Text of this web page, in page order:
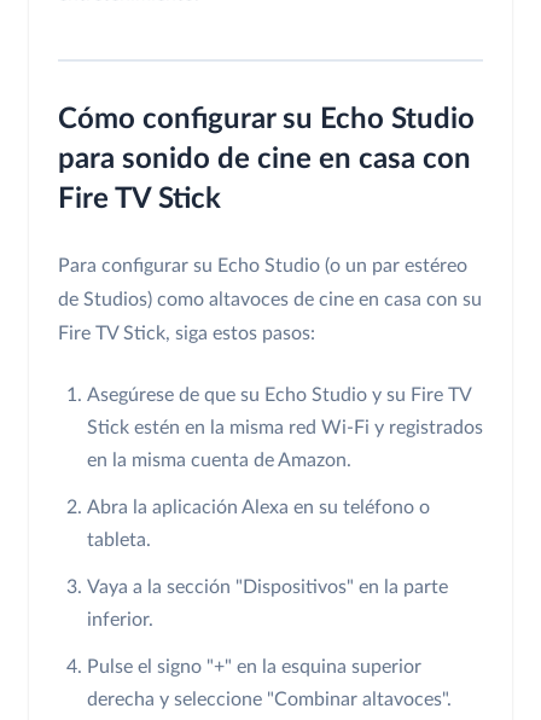
Cómo configurar su Echo Studio
para sonido de cine en casa con
Fire TV Stick
Para configurar su Echo Studio (o un par estéreo
de Studios) como altavoces de cine en casa con su
Fire TV Stick, siga estos pasos:
Asegúrese de que su Echo Studio y su Fire TV
Stick estén en la misma red Wi-Fi y registrados
en la misma cuenta de Amazon.
Abra la aplicación Alexa en su teléfono o
tableta.
Vaya a la sección "Dispositivos" en la parte
inferior.
Pulse el signo "+" en la esquina superior
derecha y seleccione "Combinar altavoces".